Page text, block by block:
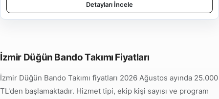
Detayları İncele
İzmir Düğün Bando Takımı Fiyatları
İzmir Düğün Bando Takımı fiyatları 2026 Ağustos ayında 25.000
TL'den başlamaktadır. Hizmet tipi, ekip kişi sayısı ve program